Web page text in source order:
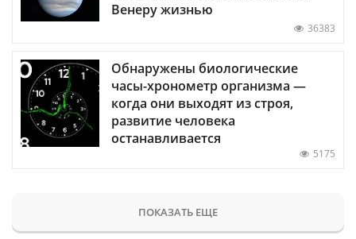
Венеру жизнью
36383
Обнаружены биологические
часы-хронометр организма —
когда они выходят из строя,
развитие человека
останавливается
5175
ПОКАЗАТЬ ЕЩЕ